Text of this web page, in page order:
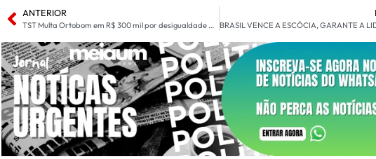
ANTERIOR
TST Multa Ortobom em R$ 300 mil por desigualdade de gênero em cargos de chefia